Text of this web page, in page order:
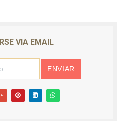
VIA EMAIL